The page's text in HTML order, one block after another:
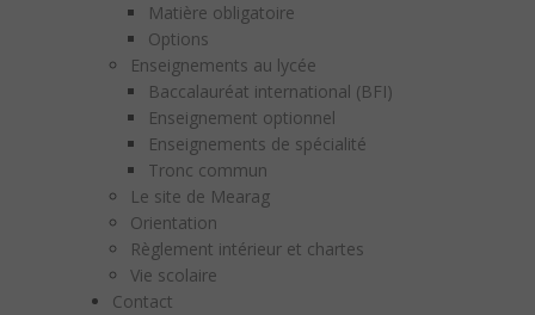
Matière obligatoire
Options
Enseignements au lycée
Baccalauréat international (BFI)
Enseignement optionnel
Enseignements de spécialité
Tronc commun
Le site de Mearag
Orientation
Règlement intérieur et chartes
Vie scolaire
Contact